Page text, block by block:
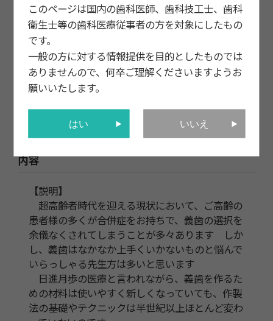
このページは国内の歯科医師、歯科技工士、歯科
衛生士等の歯科医療従事者の方を対象にしたもの
です。
一般の方に対する情報提供を目的としたものでは
ありませんので、何卒ご理解くださいますようお
願いいたします。
はい いいえ
内容
【説明】
超高齢者時代を迎える現状において、ご高齢の
患者様の多くが合併症をお持ちで、義歯の選択を
余儀なくされてしまうことが多々あります しか
し、義歯はなかなか上手くいかないものと悩んで
いらっしゃる先生方は多いと思います
日進月歩の医療と言われながら、義歯を作るた
めの材料は使いやすく新しくなっていても、作製
法の基礎やテクニックは半世紀以上ほとんど変わ